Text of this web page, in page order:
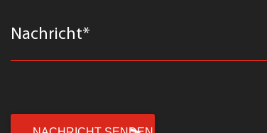
Nachricht*